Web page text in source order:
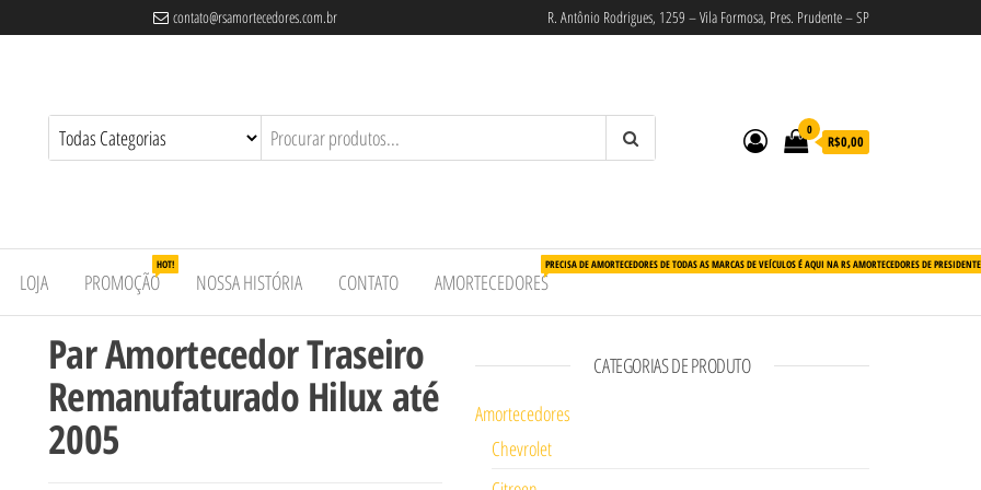
contato@rsamortecedores.com.br R. Antônio Rodrigues, 1259 – Vila Formosa, Pres. Prudente – SP
0
R$0,00
LOJA PROMOÇÃO
HOT!
NOSSA HISTÓRIA CONTATO AMORTECEDORES
PRECISA DE AMORTECEDORES DE TODAS AS MARCAS DE VEÍCULOS É AQUI NA RS AMORTECEDORES DE
Par Amortecedor Traseiro
Remanufaturado Hilux até
2005
CATEGORIAS DE PRODUTO
Amortecedores
Chevrolet